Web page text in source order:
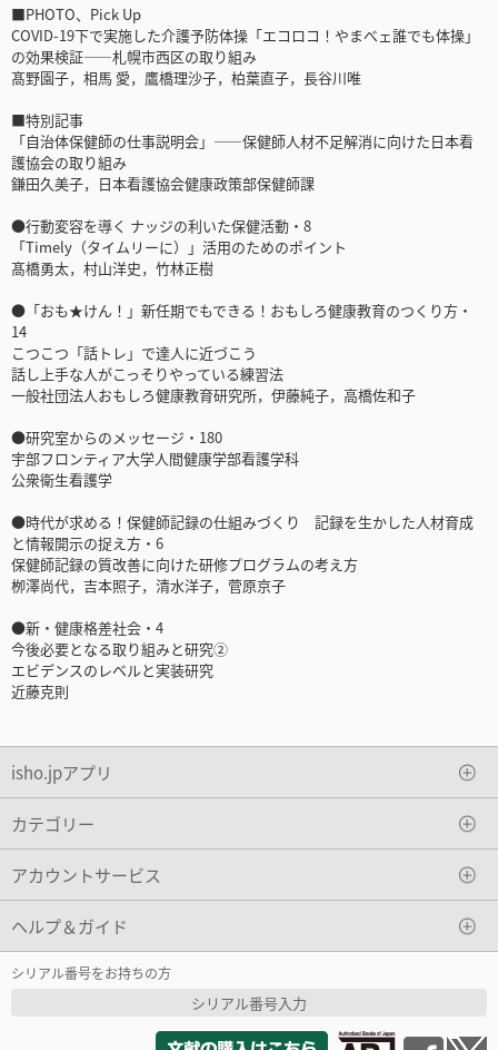
■PHOTO、Pick Up
COVID-19下で実施した介護予防体操「エコロコ！やまべェ誰でも体操」
の効果検証――札幌市西区の取り組み
髙野園子，相馬 愛，鷹橋理沙子，柏葉直子，長谷川唯
■特別記事
「自治体保健師の仕事説明会」――保健師人材不足解消に向けた日本看
護協会の取り組み
鎌田久美子，日本看護協会健康政策部保健師課
●行動変容を導く ナッジの利いた保健活動・8
「Timely（タイムリーに）」活用のためのポイント
髙橋勇太，村山洋史，竹林正樹
●「おも★けん！」新任期でもできる！おもしろ健康教育のつくり方・
14
こつこつ「話トレ」で達人に近づこう
話し上手な人がこっそりやっている練習法
一般社団法人おもしろ健康教育研究所，伊藤純子，高橋佐和子
●研究室からのメッセージ・180
宇部フロンティア大学人間健康学部看護学科
公衆衛生看護学
●時代が求める！保健師記録の仕組みづくり 記録を生かした人材育成
と情報開示の捉え方・6
保健師記録の質改善に向けた研修プログラムの考え方
栁澤尚代，吉本照子，清水洋子，菅原京子
●新・健康格差社会・4
今後必要となる取り組みと研究②
エビデンスのレベルと実装研究
近藤克則
isho.jpアプリ
カテゴリー
アカウントサービス
ヘルプ＆ガイド
シリアル番号をお持ちの方
シリアル番号入力